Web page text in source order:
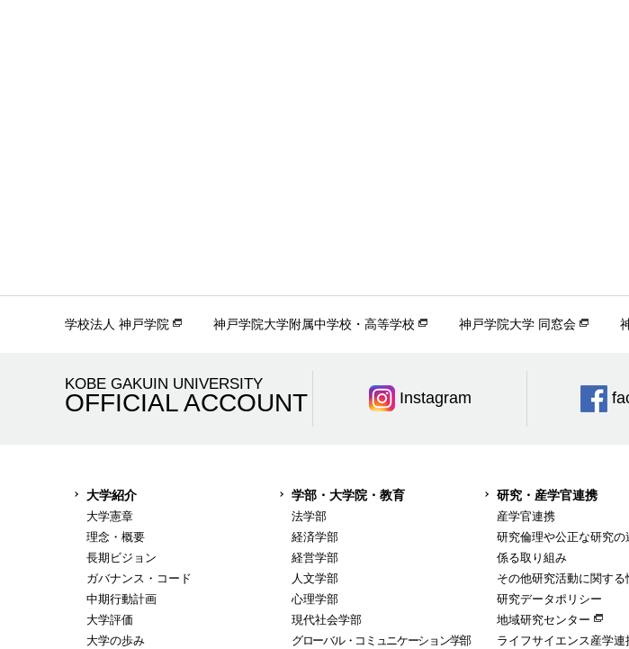
学校法人 神戸学院 神戸学院大学附属中学校・高等学校 神戸学院大学 同窓会
KOBE GAKUIN UNIVERSITY
OFFICIAL ACCOUNT Instagram
大学紹介
大学憲章
理念・概要
長期ビジョン
ガバナンス・コード
中期行動計画
大学評価
大学の歩み
学部・大学院・教育
法学部
経済学部
経営学部
人文学部
心理学部
現代社会学部
グローバル・コミュニケーション学部
研究・産学官連携
産学官連携
研究倫理や公正な研究の
係る取り組み
その他研究活動に関する
研究データポリシー
地域研究センター
ライフサイエンス産学連